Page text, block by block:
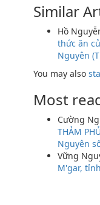
Similar
Hồ
thức ăn
Nguyên
You may also
Most
Cường
THẢM
Nguyên
Vững
M'gar,